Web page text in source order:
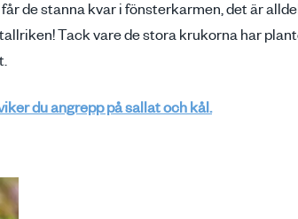
de stanna kvar i fönsterkarmen, det är
Tack vare de stora krukorna har
du angrepp på sallat och kål.